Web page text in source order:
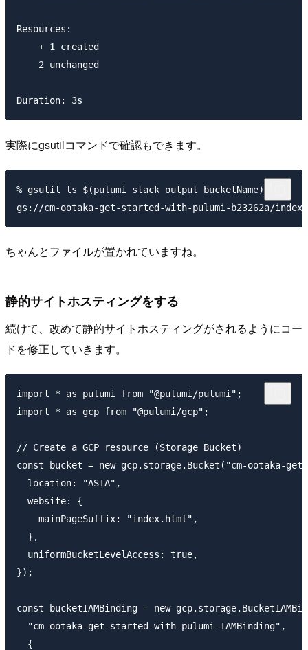
Resources:
    + 1 created
    2 unchanged
実際にgsutilコマンドで確認もできます。
% gsutil ls $(pulumi stack output bucketName)
ちゃんとファイルが置かれていますね。
静的サイトホスティングをする
続けて、改めて静的サイトホスティングがされるようにコー
ドを修正していきます。
import * as pulumi from "@pulumi/pulumi";
import * as gcp from "@pulumi/gcp";
// Create a GCP resource (Storage Bucket)
const bucket = new gcp.storage.Bucket("cm-ootaka-
  location: "ASIA",
  website: {
    mainPageSuffix: "index.html",
  },
  uniformBucketLevelAccess: true,
});
const bucketIAMBinding = new
  "cm-ootaka-get-started-with-pulumi-IAMBinding",
  {